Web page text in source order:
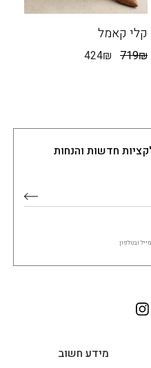
קלי קאמל
719₪
424₪
חדשות והנחות
ובטלפון
מידע חשוב